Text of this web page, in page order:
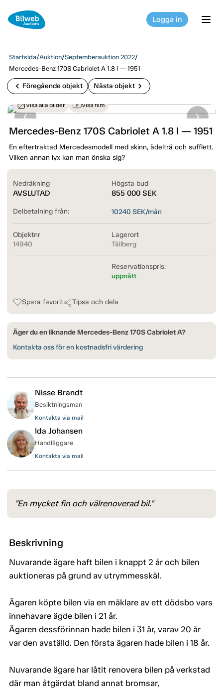
Logga in
Startsida/Auktion/Septemberauktion 2022/
Mercedes-Benz 170S Cabriolet A 1.8 l — 1951
chevron_left Föregående objekt Nästa objekt chevron_right
Visa alla bilder Visa film
Mercedes-Benz 170S Cabriolet A 1.8 l — 1951
En eftertraktad Mercedesmodell med skinn, ädelträ och sufflett.
Vilken annan lyx kan man önska sig?
Nedräkning
AVSLUTAD
Högsta bud
855 000 SEK
Delbetalning från: 10240 SEK/mån
Objektnr
14940
Lagerort
Tällberg
Reservationspris:
uppnått
Spara favorit Tipsa och dela
Äger du en liknande Mercedes-Benz 170S Cabriolet A?
Kontakta oss för en kostnadsfri värdering
Nisse Brandt
Besiktningsman
Kontakta via mail
Ida Johansen
Handläggare
Kontakta via mail
"En mycket fin och välrenoverad bil."
Beskrivning
Nuvarande ägare haft bilen i knappt 2 år och bilen
auktioneras på grund av utrymmesskäl.
Ägaren köpte bilen via en mäklare av ett dödsbo vars
innehavare ägde bilen i 21 år.
Ägaren dessförinnan hade bilen i 31 år, varav 20 år
var den avställd. Den första ägaren hade bilen i 18 år.
Nuvarande ägare har låtit renovera bilen på verkstad
där man åtgärdat bland annat bromsar,